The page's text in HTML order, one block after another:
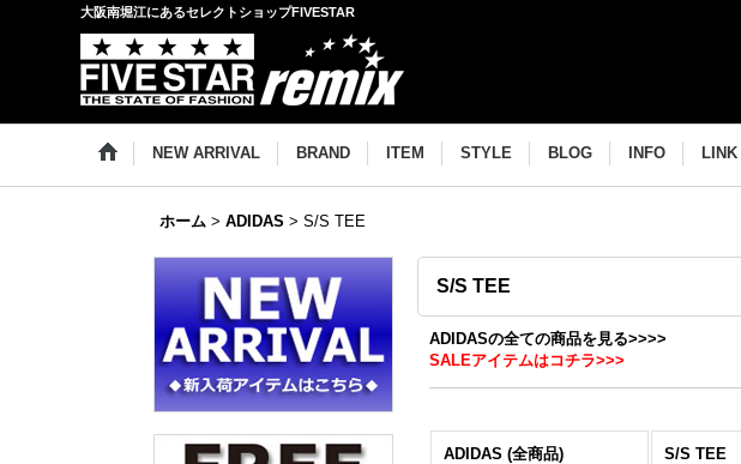
大阪南堀江にあるセレクトショップFIVESTAR
NEW ARRIVAL BRAND ITEM STYLE BLOG INFO LINK
ホーム > ADIDAS > S/S TEE
S/S TEE
ADIDASの全ての商品を見る>>>>
SALEアイテムはコチラ>>>
ADIDAS (全商品) S/S TEE